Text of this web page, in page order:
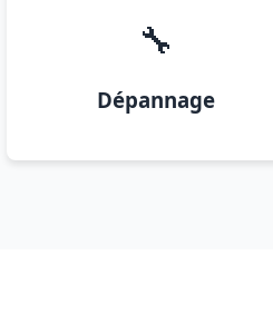
🔧
Dépannage